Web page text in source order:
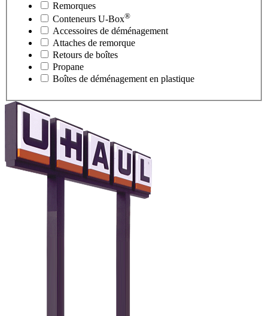
Remorques
Conteneurs U-Box®
Accessoires de déménagement
Attaches de remorque
Retours de boîtes
Propane
Boîtes de déménagement en plastique